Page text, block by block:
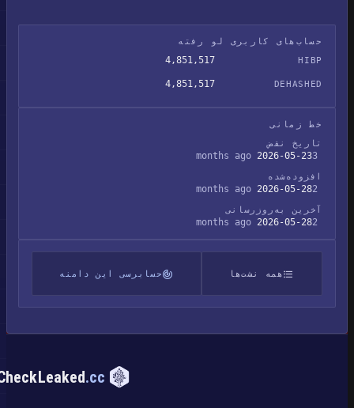
حساب‌های کاربری لو رفته
HIBP
4,851,517
DEHASHED
4,851,517
خط زمانی
تاریخ نقض
2026-05-23
افزوده‌شده
2026-05-28
آخرین به‌روزرسانی
2026-05-28
همه نشت‌ها حسابرسی این دامنه
CheckLeaked.cc